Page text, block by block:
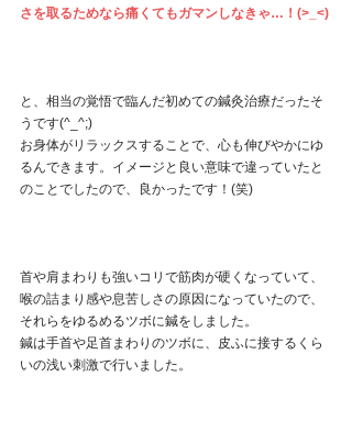
さを取るためなら痛くてもガマンしなきゃ…！(>_<)
と、相当の覚悟で臨んだ初めての鍼灸治療だったそ
うです(^_^;)
お身体がリラックスすることで、心も伸びやかにゆ
るんできます。イメージと良い意味で違っていたと
のことでしたので、良かったです！(笑)
首や肩まわりも強いコリで筋肉が硬くなっていて、
喉の詰まり感や息苦しさの原因になっていたので、
それらをゆるめるツボに鍼をしました。
鍼は手首や足首まわりのツボに、皮ふに接するくら
いの浅い刺激で行いました。